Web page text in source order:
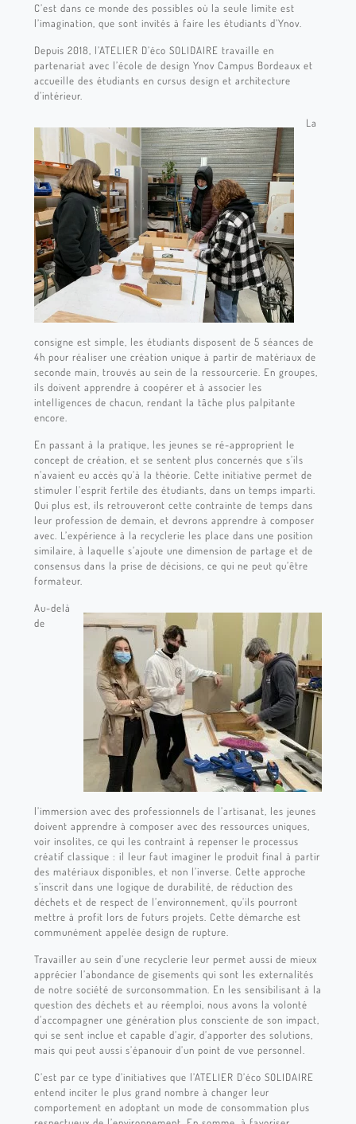
C’est dans ce monde des possibles où la seule limite est
l’imagination, que sont invités à faire les étudiants d’Ynov.
Depuis 2018, l’ATELIER D’éco SOLIDAIRE travaille en
partenariat avec l’école de design Ynov Campus Bordeaux et
accueille des étudiants en cursus design et architecture
d’intérieur.
La
consigne est simple, les étudiants disposent de 5 séances de
4h pour réaliser une création unique à partir de matériaux de
seconde main, trouvés au sein de la ressourcerie. En groupes,
ils doivent apprendre à coopérer et à associer les
intelligences de chacun, rendant la tâche plus palpitante
encore.
En passant à la pratique, les jeunes se ré-approprient le
concept de création, et se sentent plus concernés que s’ils
n’avaient eu accès qu’à la théorie. Cette initiative permet de
stimuler l’esprit fertile des étudiants, dans un temps imparti.
Qui plus est, ils retrouveront cette contrainte de temps dans
leur profession de demain, et devrons apprendre à composer
avec. L’expérience à la recyclerie les place dans une position
similaire, à laquelle s’ajoute une dimension de partage et de
consensus dans la prise de décisions, ce qui ne peut qu’être
formateur.
Au-delà
de
l’immersion avec des professionnels de l’artisanat, les jeunes
doivent apprendre à composer avec des ressources uniques,
voir insolites, ce qui les contraint à repenser le processus
créatif classique : il leur faut imaginer le produit final à partir
des matériaux disponibles, et non l’inverse. Cette approche
s’inscrit dans une logique de durabilité, de réduction des
déchets et de respect de l’environnement, qu’ils pourront
mettre à profit lors de futurs projets. Cette démarche est
communément appelée design de rupture.
Travailler au sein d’une recyclerie leur permet aussi de mieux
apprécier l’abondance de gisements qui sont les externalités
de notre société de surconsommation. En les sensibilisant à la
question des déchets et au réemploi, nous avons la volonté
d’accompagner une génération plus consciente de son impact,
qui se sent inclue et capable d’agir, d’apporter des solutions,
mais qui peut aussi s’épanouir d’un point de vue personnel.
C’est par ce type d’initiatives que l’ATELIER D’éco SOLIDAIRE
entend inciter le plus grand nombre à changer leur
comportement en adoptant un mode de consommation plus